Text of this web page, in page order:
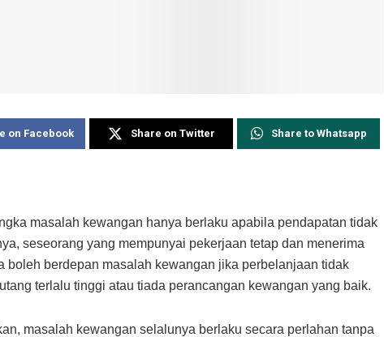
on Facebook Share on Twitter Share to Whatsapp
masalah kewangan hanya berlaku apabila pendapatan tidak
seseorang yang mempunyai pekerjaan tetap dan menerima
boleh berdepan masalah kewangan jika perbelanjaan tidak
terlalu tinggi atau tiada perancangan kewangan yang baik.
masalah kewangan selalunya berlaku secara perlahan tanpa